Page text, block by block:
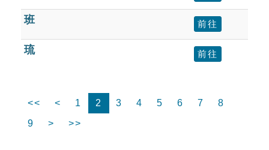
班 前往
琉 前往
<< < 1 2 3 4 5 6 7
8
9
> >>